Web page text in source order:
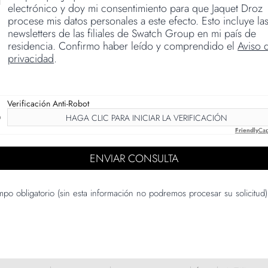
electrónico y doy mi consentimiento para que Jaquet Droz
procese mis datos personales a este efecto. Esto incluye
newsletters de las filiales de Swatch Group en mi país de
residencia. Confirmo haber leído y comprendido elAviso
privacidad.
Verificación Anti-Robot
HAGA CLIC PARA INICIAR LA VERIFICACIÓN
Friendly
obligatorio (sin esta información no podremos procesar su solicitud)